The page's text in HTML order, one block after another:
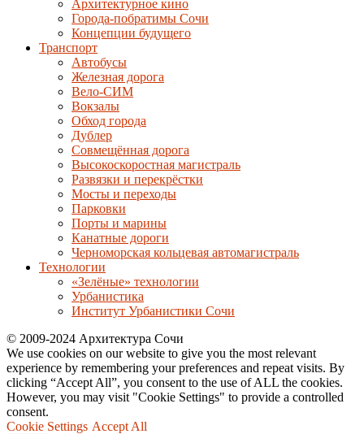
Архитектурное кино
Города-побратимы Сочи
Концепции будущего
Транспорт
Автобусы
Железная дорога
Вело-СИМ
Вокзалы
Обход города
Дублер
Совмещённая дорога
Высокоскоростная магистраль
Развязки и перекрёстки
Мосты и переходы
Парковки
Порты и марины
Канатные дороги
Черноморская кольцевая автомагистраль
Технологии
«Зелёные» технологии
Урбанистика
Институт Урбанистики Сочи
© 2009-2024 Архитектура Сочи
We use cookies on our website to give you the most relevant
experience by remembering your preferences and repeat visits. By
clicking “Accept All”, you consent to the use of ALL the cookies.
However, you may visit "Cookie Settings" to provide a controlled
consent.
Cookie Settings Accept All